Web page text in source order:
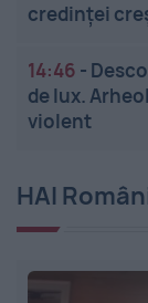
credinței
14:46 -
de lux.
violent
HAI